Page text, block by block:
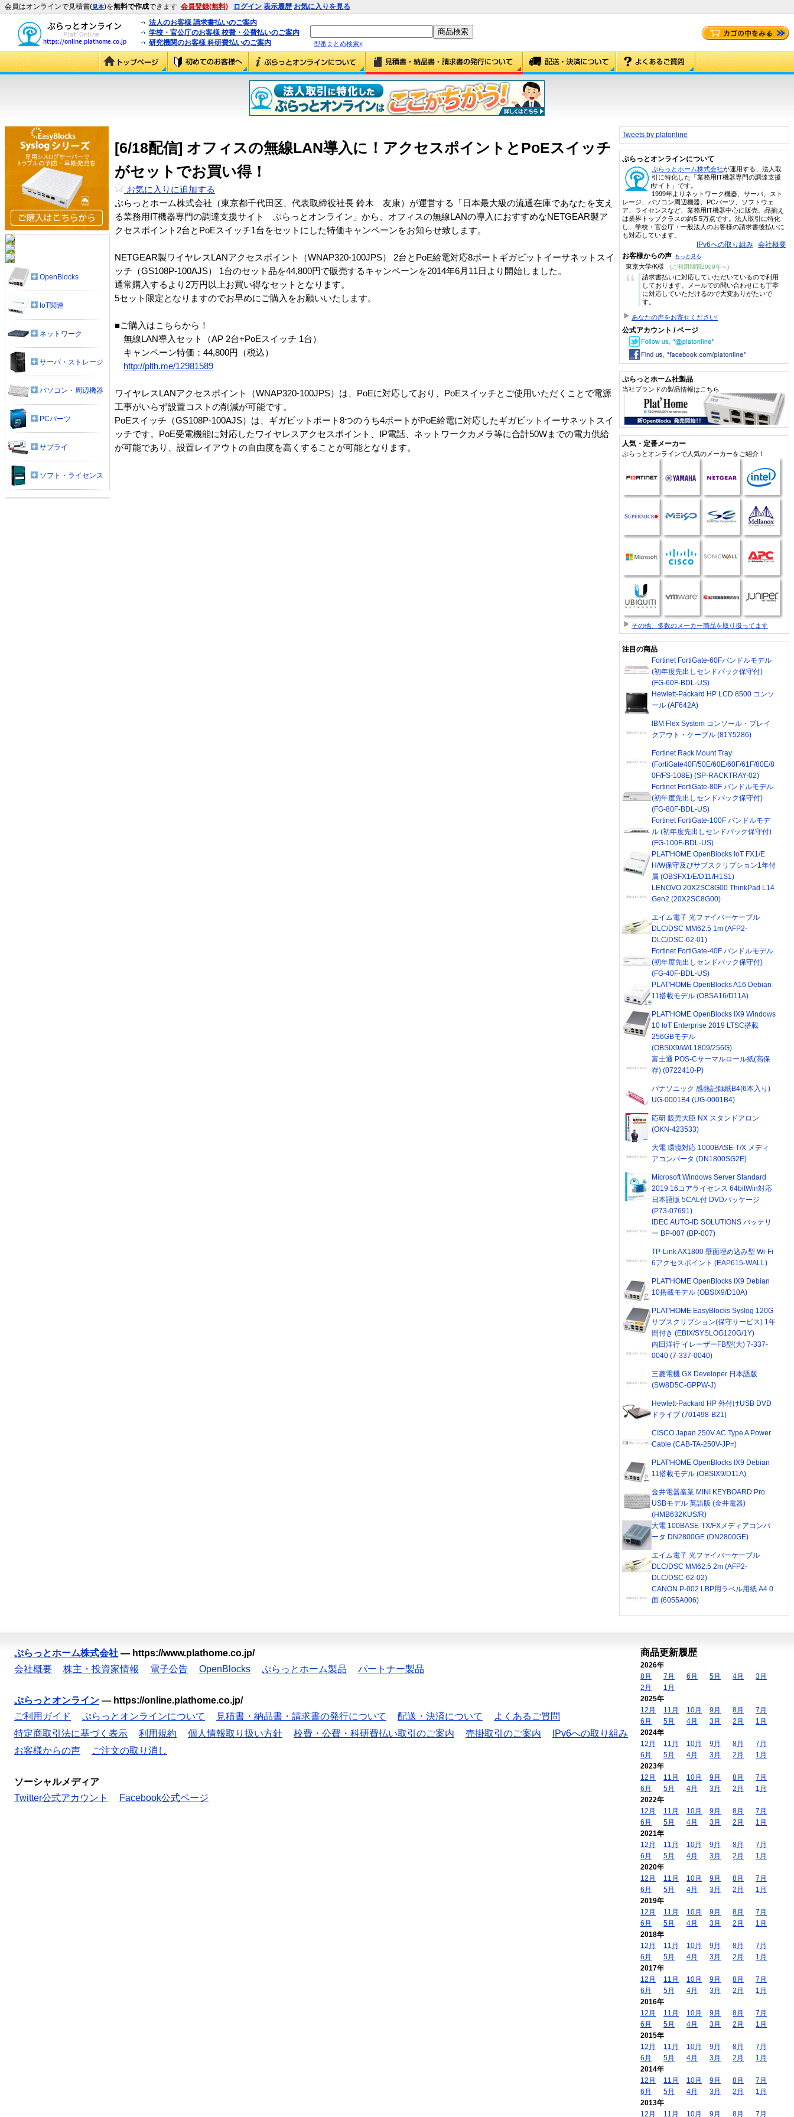
会員はオンラインで見積書(見本)を無料で作成できます 会員登録(無料) ログイン 表示履歴 お気に入りを見る
法人のお客様 請求書払いのご案内
学校・官公庁のお客様 校費・公費払いのご案内
研究機関のお客様 科研費払いのご案内
型番まとめ検索»
[6/18配信] オフィスの無線LAN導入に！アクセスポイントとPoEスイッチ
がセットでお買い得！
お気に入りに追加する
ぷらっとホーム株式会社（東京都千代田区、代表取締役社長 鈴木 友康）が運営する「日本最大級の流通在庫であなたを支え
る業務用IT機器専門の調達支援サイト ぷらっとオンライン」から、オフィスの無線LANの導入におすすめなNETGEAR製ア
クセスポイント2台とPoEスイッチ1台をセットにした特価キャンペーンをお知らせ致します。
NETGEAR製ワイヤレスLANアクセスポイント（WNAP320-100JPS） 2台とPoE給電対応8ポートギガビットイーサネットスイ
ッチ（GS108P-100AJS） 1台のセット品を44,800円で販売するキャンペーンを2014年6月11日より開始しました。
通常購入するより2万円以上お買い得なセットとなります。
5セット限定となりますのでお早めにご購入をお願いいたします。
■ご購入はこちらから！
無線LAN導入セット（AP 2台+PoEスイッチ 1台）
キャンペーン特価：44,800円（税込）
http://plth.me/12981589
ワイヤレスLANアクセスポイント（WNAP320-100JPS）は、PoEに対応しており、PoEスイッチとご使用いただくことで電源
工事がいらず設置コストの削減が可能です。
PoEスイッチ（GS108P-100AJS）は、ギガビットポート8つのうち4ポートがPoE給電に対応したギガビットイーサネットスイ
ッチです。PoE受電機能に対応したワイヤレスアクセスポイント、IP電話、ネットワークカメラ等に合計50Wまでの電力供給
が可能であり、設置レイアウトの自由度を高くすることが可能となります。
OpenBlocks
IoT関連
ネットワーク
サーバ・ストレージ
パソコン・周辺機器
PCパーツ
サプライ
ソフト・ライセンス
Tweets by platonline
ぷらっとオンラインについて
ぷらっとホーム株式会社が運用する、法人取
引に特化した「業務用IT機器専門の調達支援
サイト」です。
1999年よりネットワーク機器、サーバ、スト
レージ、パソコン周辺機器、PCパーツ、ソフトウェ
ア、ライセンスなど、業務用IT機器中心に販売。品揃え
は業界トップクラスの約5.5万点です。法人取引に特化
し、学校・官公庁・一般法人のお客様の請求書後払いに
も対応しています。
IPv6への取り組み 会社概要
お客様からの声 もっと見る
東京大学/K様 (ご利用期間2009年～)
“
請求書払いに対応していただいているので利用
しております。メールでの問い合わせにも丁寧
に対応していただけるので大変ありがたいで
す。
あなたの声をお寄せください!
公式アカウント / ページ
ぷらっとホーム社製品
当社ブランドの製品情報はこちら
人気・定番メーカー
ぷらっとオンラインで人気のメーカーをご紹介！
その他、多数のメーカー商品を取り扱ってます
注目の商品
Fortinet FortiGate-60Fバンドルモデル
(初年度先出しセンドバック保守付)
(FG-60F-BDL-US)
Hewlett-Packard HP LCD 8500 コンソ
ール (AF642A)
IBM Flex System コンソール・ブレイ
クアウト・ケーブル (81Y5286)
Fortinet Rack Mount Tray
(FortiGate40F/50E/60E/60F/61F/80E/8
0F/FS-108E) (SP-RACKTRAY-02)
Fortinet FortiGate-80F バンドルモデル
(初年度先出しセンドバック保守付)
(FG-80F-BDL-US)
Fortinet FortiGate-100F バンドルモデ
ル (初年度先出しセンドバック保守付)
(FG-100F-BDL-US)
PLAT'HOME OpenBlocks IoT FX1/E
H/W保守及びサブスクリプション1年付
属 (OBSFX1/E/D11/H1S1)
LENOVO 20X2SC8G00 ThinkPad L14
Gen2 (20X2SC8G00)
エイム電子 光ファイバーケーブル
DLC/DSC MM62.5 1m (AFP2-
DLC/DSC-62-01)
Fortinet FortiGate-40F バンドルモデル
(初年度先出しセンドバック保守付)
(FG-40F-BDL-US)
PLAT'HOME OpenBlocks A16 Debian
11搭載モデル (OBSA16/D11A)
PLAT'HOME OpenBlocks IX9 Windows
10 IoT Enterprise 2019 LTSC搭載
256GBモデル
(OBSIX9/W/L1809/256G)
富士通 POS-Cサーマルロール紙(高保
存) (0722410-P)
パナソニック 感熱記録紙B4(6本入り)
UG-0001B4 (UG-0001B4)
応研 販売大臣 NX スタンドアロン
(OKN-423533)
大電 環境対応 1000BASE-T/X メディ
アコンバータ (DN1800SG2E)
Microsoft Windows Server Standard
2019 16コアライセンス 64bitWin対応
日本語版 5CAL付 DVDパッケージ
(P73-07691)
IDEC AUTO-ID SOLUTIONS バッテリ
ー BP-007 (BP-007)
TP-Link AX1800 壁面埋め込み型 Wi-Fi
6アクセスポイント (EAP615-WALL)
PLAT'HOME OpenBlocks IX9 Debian
10搭載モデル (OBSIX9/D10A)
PLAT'HOME EasyBlocks Syslog 120G
サブスクリプション(保守サービス) 1年
間付き (EBIX/SYSLOG120G/1Y)
内田洋行 イレーザーFB型(大) 7-337-
0040 (7-337-0040)
三菱電機 GX Developer 日本語版
(SW8D5C-GPPW-J)
Hewlett-Packard HP 外付けUSB DVD
ドライブ (701498-B21)
CISCO Japan 250V AC Type A Power
Cable (CAB-TA-250V-JP=)
PLAT'HOME OpenBlocks IX9 Debian
11搭載モデル (OBSIX9/D11A)
金井電器産業 MINI KEYBOARD Pro
USBモデル 英語版 (金井電器)
(HMB632KUS/R)
大電 100BASE-TX/FXメディアコンバ
ータ DN2800GE (DN2800GE)
エイム電子 光ファイバーケーブル
DLC/DSC MM62.5 2m (AFP2-
DLC/DSC-62-02)
CANON P-002 LBP用ラベル用紙 A4 0
面 (6055A006)
ぷらっとホーム株式会社 — https://www.plathome.co.jp/
会社概要
株主・投資家情報 電子公告 OpenBlocks ぷらっとホーム製品 パートナー製品
ぷらっとオンライン — https://online.plathome.co.jp/
ご利用ガイド
ぷらっとオンラインについて 見積書・納品書・請求書の発行について 配送・決済について
よくあるご質問
特定商取引法に基づく表示
利用規約 個人情報取り扱い方針 校費・公費・科研費払い取引のご案内 売掛取引のご案内
IPv6への取り組み
お客様からの声
ご注文の取り消し
ソーシャルメディア
Twitter公式アカウント
Facebook公式ページ
商品更新履歴
2026年
8月
7月 6月 5月 4月
3月
2月
1月
2025年
12月
11月 10月 9月 8月
7月
6月
5月 4月 3月 2月
1月
2024年
12月
11月 10月 9月 8月
7月
6月
5月 4月 3月 2月
1月
2023年
12月
11月 10月 9月 8月
7月
6月
5月 4月 3月 2月
1月
2022年
12月
11月 10月 9月 8月
7月
6月
5月 4月 3月 2月
1月
2021年
12月
11月 10月 9月 8月
7月
6月
5月 4月 3月 2月
1月
2020年
12月
11月 10月 9月 8月
7月
6月
5月 4月 3月 2月
1月
2019年
12月
11月 10月 9月 8月
7月
6月
5月 4月 3月 2月
1月
2018年
12月
11月 10月 9月 8月
7月
6月
5月 4月 3月 2月
1月
2017年
12月
11月 10月 9月 8月
7月
6月
5月 4月 3月 2月
1月
2016年
12月
11月 10月 9月 8月
7月
6月
5月 4月 3月 2月
1月
2015年
12月
11月 10月 9月 8月
7月
6月
5月 4月 3月 2月
1月
2014年
12月
11月 10月 9月 8月
7月
6月
5月 4月 3月 2月
1月
2013年
12月
11月 10月 9月 8月 7月